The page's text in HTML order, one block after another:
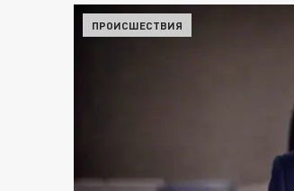
ПРОИСШЕСТВИЯ